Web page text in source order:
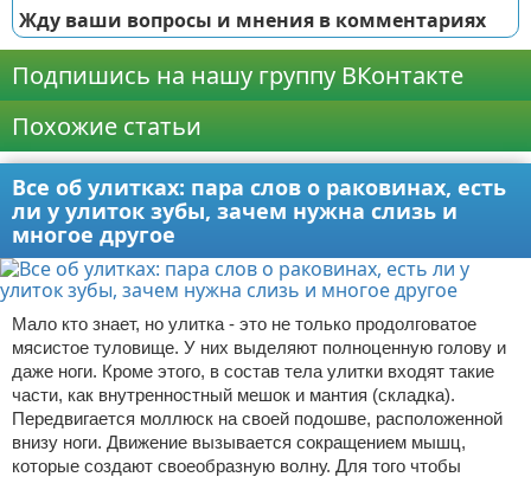
Жду ваши вопросы и мнения в комментариях
Подпишись на нашу группу ВКонтакте
Похожие статьи
Все об улитках: пара слов о раковинах, есть
ли у улиток зубы, зачем нужна слизь и
многое другое
Мало кто знает, но улитка - это не только продолговатое
мясистое туловище. У них выделяют полноценную голову и
даже ноги. Кроме этого, в состав тела улитки входят такие
части, как внутренностный мешок и мантия (складка).
Передвигается моллюск на своей подошве, расположенной
внизу ноги. Движение вызывается сокращением мышц,
которые создают своеобразную волну. Для того чтобы